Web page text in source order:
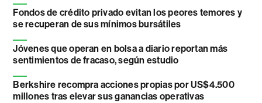
Fondos de crédito privado evitan los peores temores y
se recuperan de sus mínimos bursátiles
Jóvenes que operan en bolsa a diario reportan más
sentimientos de fracaso, según estudio
Berkshire recompra acciones propias por US$4.500
millones tras elevar sus ganancias operativas